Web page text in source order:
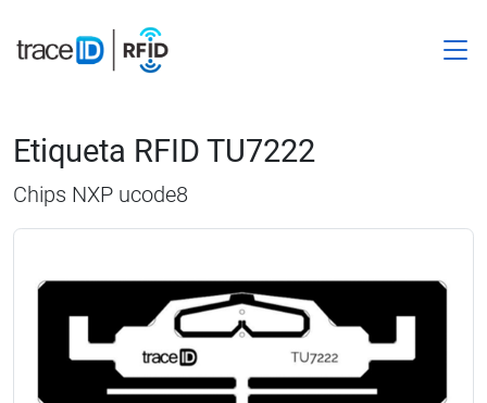
Etiqueta RFID TU7222
Chips NXP ucode8